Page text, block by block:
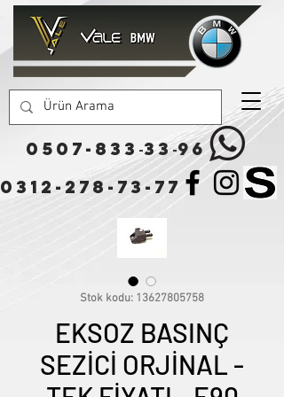
0507-833 -33-96
0312-278-73-77
Stok kodu: 13627805758
EKSOZ BASINÇ
SEZİCİ ORJİNAL -